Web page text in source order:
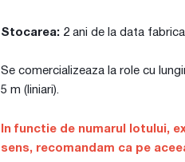
Stocarea: 2 ani de la data
Se comercializeaza la role cu
5 m (liniari).
In functie de numarul lotului,
sens, recomandam ca pe